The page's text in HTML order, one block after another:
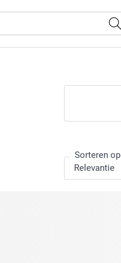
Sorteren op